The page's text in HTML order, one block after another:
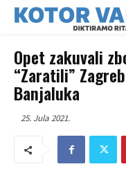
Opet zakuvali
“Zaratili”
Banjaluka
25. Jula 2021.